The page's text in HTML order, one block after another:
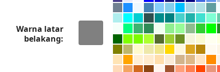
Warna latar
belakang